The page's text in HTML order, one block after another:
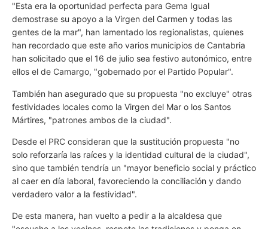
"Esta era la oportunidad perfecta para Gema Igual
demostrase su apoyo a la Virgen del Carmen y todas las
gentes de la mar", han lamentado los regionalistas, quienes
han recordado que este año varios municipios de Cantabria
han solicitado que el 16 de julio sea festivo autonómico, entre
ellos el de Camargo, "gobernado por el Partido Popular".
También han asegurado que su propuesta "no excluye" otras
festividades locales como la Virgen del Mar o los Santos
Mártires, "patrones ambos de la ciudad".
Desde el PRC consideran que la sustitución propuesta "no
solo reforzaría las raíces y la identidad cultural de la ciudad",
sino que también tendría un "mayor beneficio social y práctico
al caer en día laboral, favoreciendo la conciliación y dando
verdadero valor a la festividad".
De esta manera, han vuelto a pedir a la alcaldesa que